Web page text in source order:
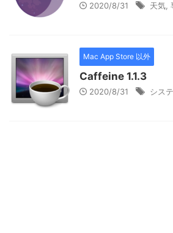
2020/8/31 天気
Mac App Store 以外
Caffeine 1.1.3
2020/8/31 シス